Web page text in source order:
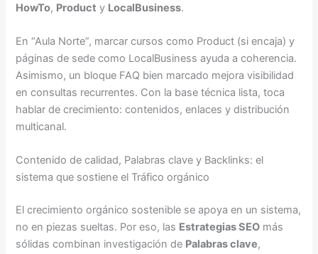
HowTo, Product y LocalBusiness.
En “Aula Norte”, marcar cursos como Product (si encaja) y
páginas de sede como LocalBusiness ayuda a coherencia.
Asimismo, un bloque FAQ bien marcado mejora visibilidad
en consultas recurrentes. Con la base técnica lista, toca
hablar de crecimiento: contenidos, enlaces y distribución
multicanal.
Contenido de calidad, Palabras clave y Backlinks: el
sistema que sostiene el Tráfico orgánico
El crecimiento orgánico sostenible se apoya en un sistema,
no en piezas sueltas. Por eso, las Estrategias SEO más
sólidas combinan investigación de Palabras clave,